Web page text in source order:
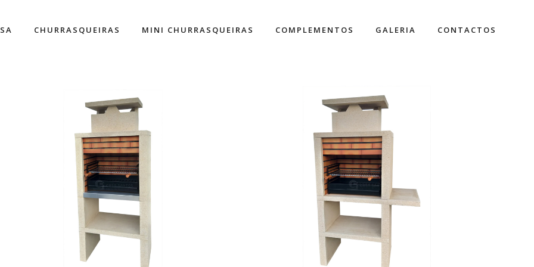
CHURRASQUEIRAS MINI CHURRASQUEIRAS COMPLEMENTOS GALERIA CONTACTOS